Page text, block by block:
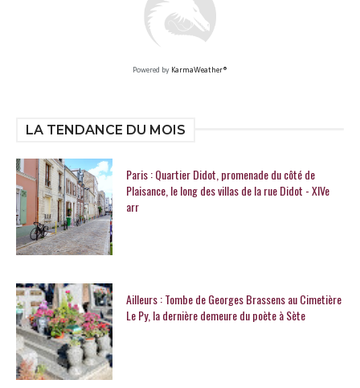
Powered by KarmaWeather®
LA TENDANCE DU MOIS
Paris : Quartier Didot, promenade du côté de
Plaisance, le long des villas de la rue Didot - XIVe
arr
Ailleurs : Tombe de Georges Brassens au Cimetière
Le Py, la dernière demeure du poète à Sète